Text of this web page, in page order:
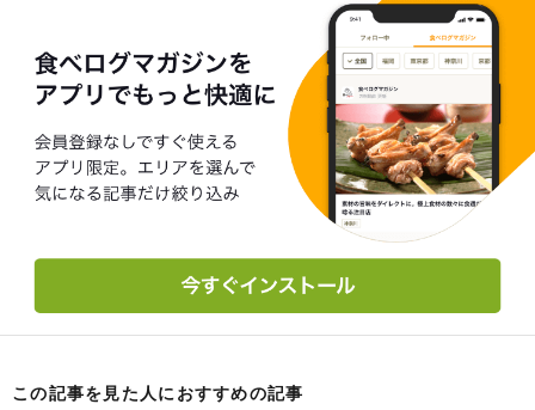
この記事を見た人におすすめの記事